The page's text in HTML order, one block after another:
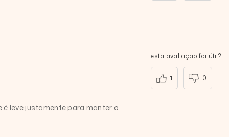
leve justamente para manter o
esta avaliação foi útil?
1 0